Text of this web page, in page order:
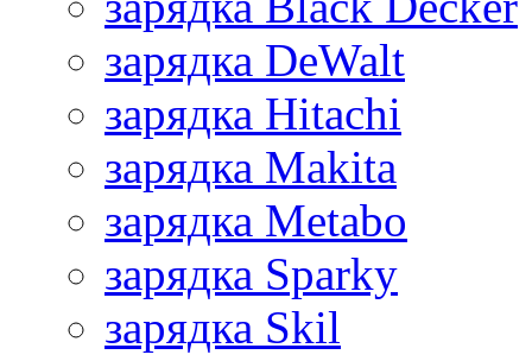
зарядка DeWalt
зарядка Hitachi
зарядка Makita
зарядка Metabo
зарядка Sparky
зарядка Skil